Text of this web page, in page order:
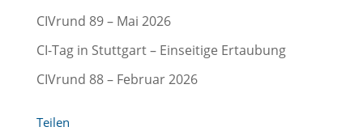
a
s
d
CIVrund 89 – Mai 2026
CI-Tag in Stuttgart – Einseitige Ertaubung
CIVrund 88 – Februar 2026
Teilen